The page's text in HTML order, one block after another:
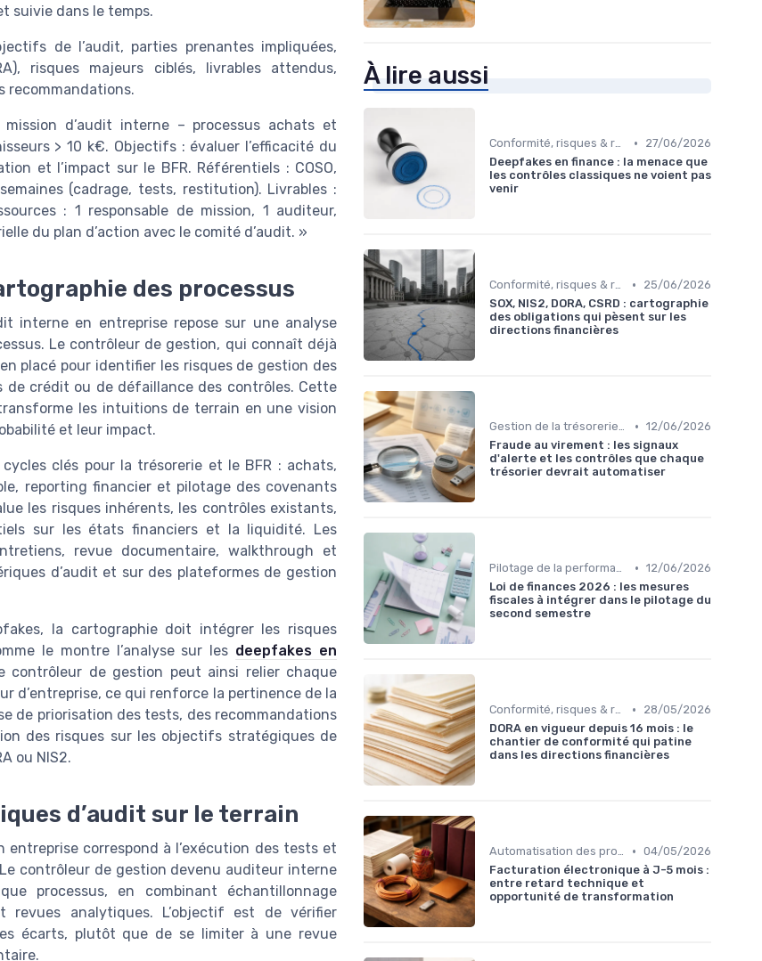
suivie dans le temps.
de l’audit, parties prenantes impliquées,
risques majeurs ciblés, livrables attendus,
recommandations.
d’audit interne – processus achats et
> 10 k€. Objectifs : évaluer l’efficacité du
et l’impact sur le BFR. Référentiels : COSO,
(cadrage, tests, restitution). Livrables :
: 1 responsable de mission, 1 auditeur,
du plan d’action avec le comité d’audit. »
des processus
interne en entreprise repose sur une analyse
Le contrôleur de gestion, qui connaît déjà
placé pour identifier les risques de gestion des
crédit ou de défaillance des contrôles. Cette
les intuitions de terrain en une vision
et leur impact.
clés pour la trésorerie et le BFR : achats,
reporting financier et pilotage des covenants
les risques inhérents, les contrôles existants,
sur les états financiers et la liquidité. Les
revue documentaire, walkthrough et
d’audit et sur des plateformes de gestion
la cartographie doit intégrer les risques
le montre l’analyse sur les deepfakes en
contrôleur de gestion peut ainsi relier chaque
d’entreprise, ce qui renforce la pertinence de la
de priorisation des tests, des recommandations
des risques sur les objectifs stratégiques de
ou NIS2.
d’audit sur le terrain
correspond à l’exécution des tests et
contrôleur de gestion devenu auditeur interne
processus, en combinant échantillonnage
analytiques. L’objectif est de vérifier
écarts, plutôt que de se limiter à une revue
À lire aussi
Conformité, risques & réglementation •
27/06/2026
Deepfakes en finance : la menace que
les contrôles classiques ne voient pas
venir
Conformité, risques & réglementation •
25/06/2026
SOX, NIS2, DORA, CSRD : cartographie
des obligations qui pèsent sur les
directions financières
Gestion de la trésorerie & cash management • 12/06/2026
Fraude au virement : les signaux
d'alerte et les contrôles que chaque
trésorier devrait automatiser
Pilotage de la performance financière • 12/06/2026
Loi de finances 2026 : les mesures
fiscales à intégrer dans le pilotage du
second semestre
Conformité, risques & réglementation •
28/05/2026
DORA en vigueur depuis 16 mois : le
chantier de conformité qui patine
dans les directions financières
Automatisation des processus financiers • 04/05/2026
Facturation électronique à J-5 mois :
entre retard technique et
opportunité de transformation